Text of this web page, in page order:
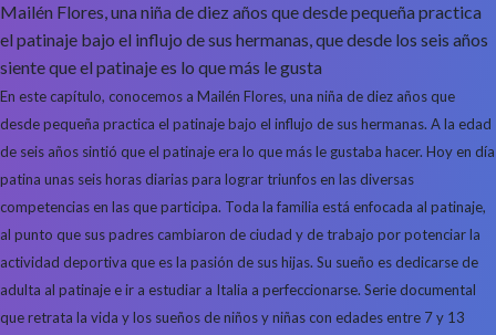
Mailén Flores, una niña de diez años que desde pequeña practica
el patinaje bajo el influjo de sus hermanas, que desde los seis años
siente que el patinaje es lo que más le gusta
En este capítulo, conocemos a Mailén Flores, una niña de diez años que
desde pequeña practica el patinaje bajo el influjo de sus hermanas. A la edad
de seis años sintió que el patinaje era lo que más le gustaba hacer. Hoy en día
patina unas seis horas diarias para lograr triunfos en las diversas
competencias en las que participa. Toda la familia está enfocada al patinaje,
al punto que sus padres cambiaron de ciudad y de trabajo por potenciar la
actividad deportiva que es la pasión de sus hijas. Su sueño es dedicarse de
adulta al patinaje e ir a estudiar a Italia a perfeccionarse. Serie documental
que retrata la vida y los sueños de niños y niñas con edades entre 7 y 13